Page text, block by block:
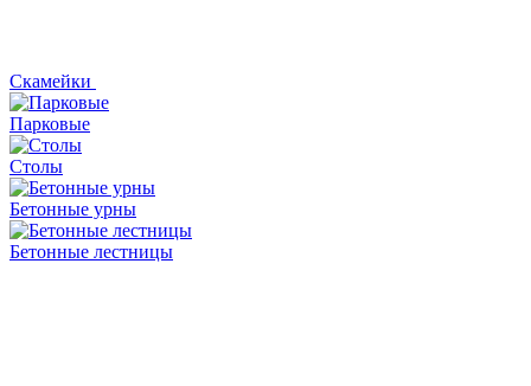
Скамейки
Парковые
Столы
Бетонные урны
Бетонные лестницы